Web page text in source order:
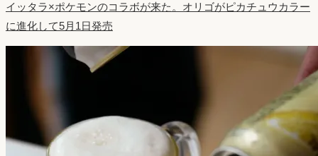
イッタラ×ポケモンのコラボが来た。オリゴがピカチュウカラー
に進化して5月1日発売